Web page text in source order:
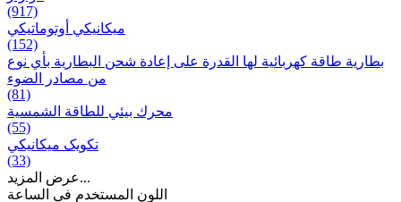
(917)
ميكانيكي أوتوماتيكي
(152)
بطارية طاقة كهربائية لها القدرة على إعادة شحن البطارية بأي نوع
من مصادر الضوء
(81)
محرك بيئي للطاقة الشمسية
(55)
تکویک ميكانيكي
(33)
عرض المزيد...
اللون المستخدم في الساعة